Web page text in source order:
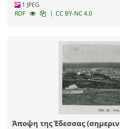
1 JPEG
RDF
| CC BY-NC 4.0
Άποψη της Έδεσσας